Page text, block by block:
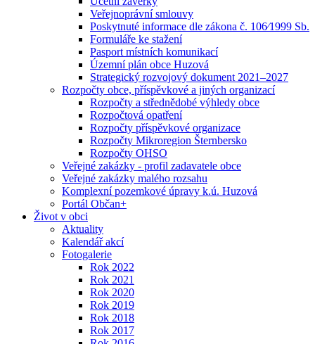
Veřejnoprávní smlouvy
Poskytnuté informace dle zákona č. 106⁄1999 Sb.
Formuláře ke stažení
Pasport místních komunikací
Územní plán obce Huzová
Strategický rozvojový dokument 2021–2027
Rozpočty obce, příspěvkové a jiných organizací
Rozpočty a střednědobé výhledy obce
Rozpočtová opatření
Rozpočty příspěvkové organizace
Rozpočty Mikroregion Šternbersko
Rozpočty OHSO
Veřejné zakázky - profil zadavatele obce
Veřejné zakázky malého rozsahu
Komplexní pozemkové úpravy k.ú. Huzová
Portál Občan+
Život v obci
Aktuality
Kalendář akcí
Fotogalerie
Rok 2022
Rok 2021
Rok 2020
Rok 2019
Rok 2018
Rok 2017